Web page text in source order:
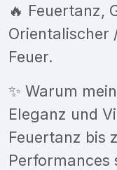
🔥 Feuertanz,
Orientalischer
Feuer.
✨ Warum
Eleganz und
Feuertanz bis
Performances